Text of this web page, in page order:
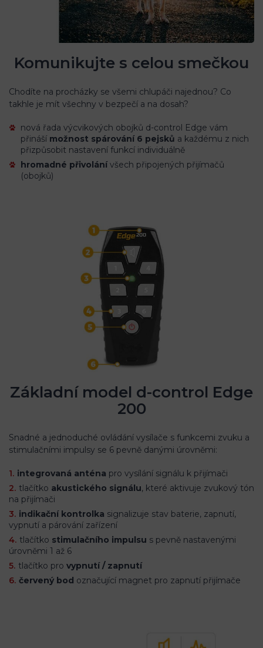
Komunikujte s celou smečkou
Chodíte na procházky se všemi chlupáči najednou? Co
takhle je mít všechny v bezpečí a na dosah?
nová řada výcvikových obojků d-control Edge vám
přináší možnost spárování 6 pejsků a každému z nich
přizpůsobit nastavení funkcí individuálně
hromadné přivolánívšech připojených přijímačů
(obojků)
Základní model d-control Edge
200
Snadné a jednoduché ovládání vysílače s funkcemi zvuku a
stimulačními impulsy se 6 pevně danými úrovněmi:
integrovaná anténa pro vysílání signálu k přijímači
tlačítko akustického signálu, které aktivuje zvukový tón
na přijímači
indikační kontrolka signalizuje stav baterie, zapnutí,
vypnutí a párování zařízení
tlačítko stimulačního impulsu s pevně nastavenými
úrovněmi 1 až 6
tlačítko pro vypnutí / zapnutí
červený bod označující magnet pro zapnutí přijímače